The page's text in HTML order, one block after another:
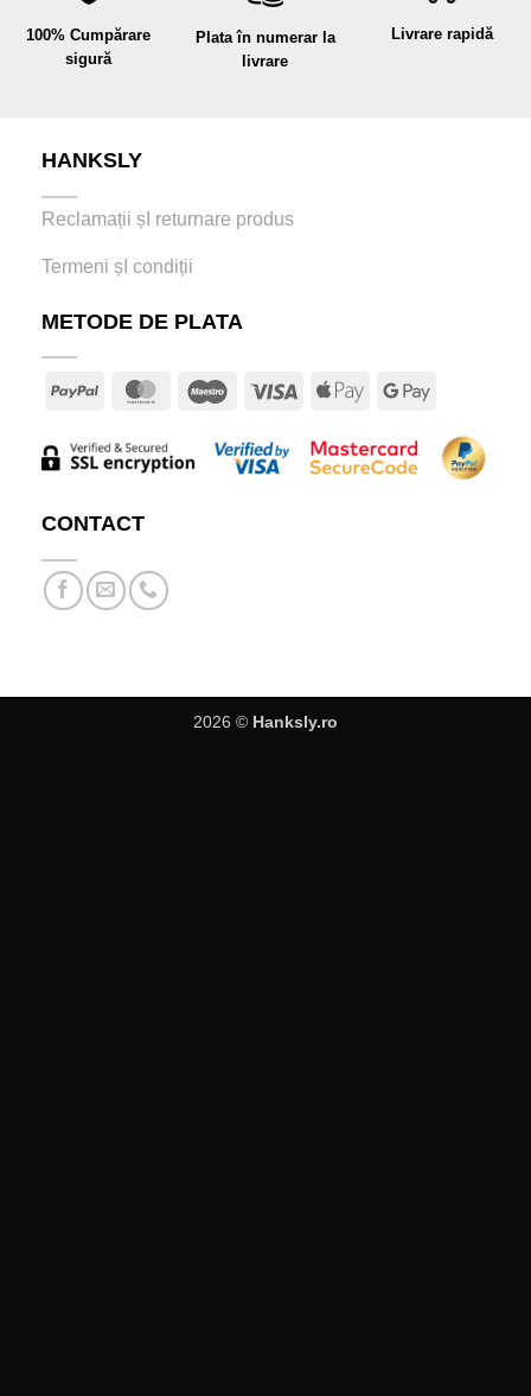
100% Cumpărare
sigură
Plata în numerar la
livrare
Livrare rapidă
HANKSLY
Reclamații șI returnare produs
Termeni șI condiții
METODE DE PLATA
PayPal MasterCardMaestro Visa
Apple
Google
CONTACT
2026 © Hanksly.ro